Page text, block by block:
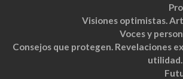
Visiones optimistas.
Voces y
Consejos que protegen. Revelaciones